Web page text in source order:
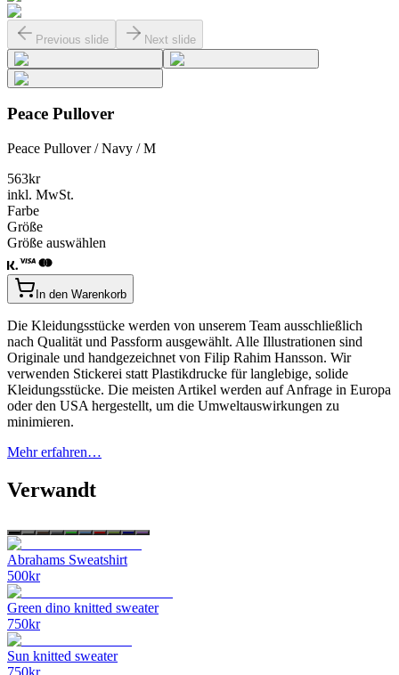
Previous slide Next slide
Peace Pullover
Peace Pullover / Navy / M
563kr
inkl. MwSt.
Farbe
Größe
Größe auswählen
In den Warenkorb
Die Kleidungsstücke werden von unserem Team ausschließlich
nach Qualität und Passform ausgewählt. Alle Illustrationen sind
Originale und handgezeichnet von Filip Rahim Hansson. Wir
verwenden Stickerei statt Plastikdrucke für langlebige, solide
Kleidungsstücke. Die meisten Artikel werden auf Anfrage in Europa
oder den USA hergestellt, um die Umweltauswirkungen zu
minimieren.
Mehr erfahren…
Verwandt
Abrahams Sweatshirt
500kr
Green dino knitted sweater
750kr
Sun knitted sweater
750kr